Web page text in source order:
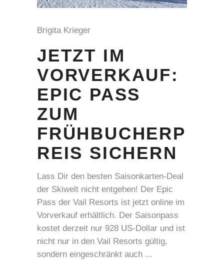
Brigita Krieger
JETZT IM
VORVERKAUF:
EPIC PASS
ZUM
FRÜHBUCHERP
REIS SICHERN
Lass Dir den besten Saisonkarten-Deal
der Skiwelt nicht entgehen! Der Epic
Pass der Vail Resorts ist jetzt online im
Vorverkauf erhältlich. Der Saisonpass
kostet derzeit nur 928 US-Dollar und ist
nicht nur in den Vail Resorts gültig,
sondern eingeschränkt auch